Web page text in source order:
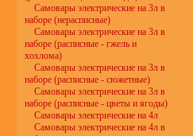
Самовары электрические на 3л в
наборе (нерасписные)
Самовары электрические на 3л в
наборе (расписные - гжель и
хохлома)
Самовары электрические на 3л в
наборе (расписные - сюжетные)
Самовары электрические на 3л в
наборе (расписные - цветы и ягоды)
Самовары электрические на 4л
Самовары электрические на 4л в